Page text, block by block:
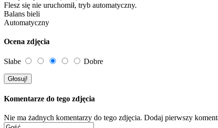
Flesz się nie uruchomił, tryb automatyczny.
Balans bieli
Automatyczny
Ocena zdjęcia
Słabe Dobre
Komentarze do tego zdjęcia
Nie ma żadnych komentarzy do tego zdjęcia. Dodaj pierwszy